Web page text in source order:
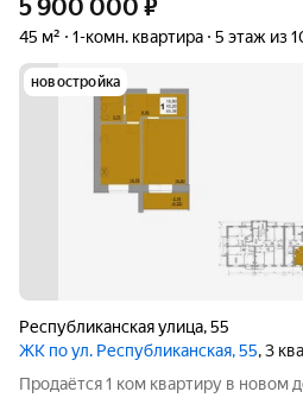
5 900 000 ₽
45 м² 1-комн. квартира 5 этаж из
новостройка
Республиканская улица,55
ЖК по ул. Республиканская, 55, 3
Продаётся 1 ком квартиру в новом